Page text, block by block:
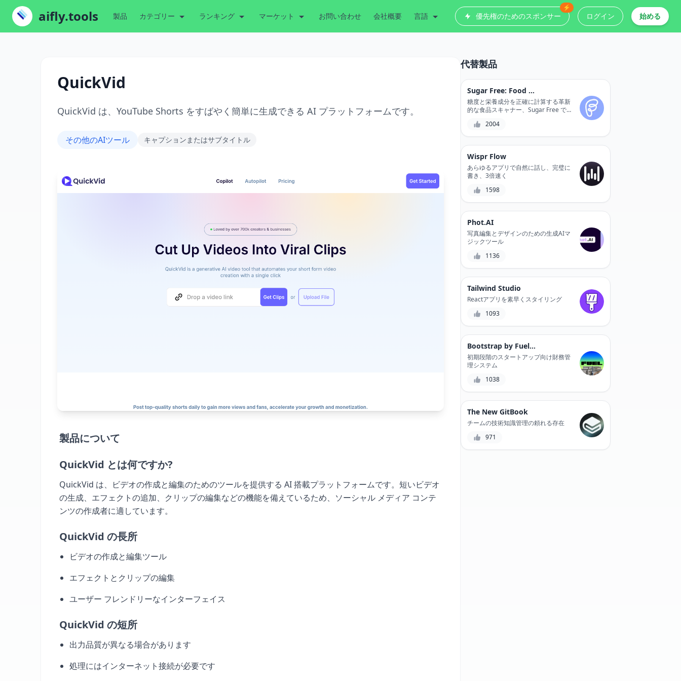
aifly.tools 製品 カテゴリー ランキング マーケット お問い合わせ 会社概要 言語 優先権のためのスポンサー
⚡
ログイン 始める
QuickVid
QuickVid は、YouTube Shorts をすばやく簡単に生成できる AI プラットフォームです。
その他のAIツール キャプションまたはサブタイトル
製品について
QuickVid とは何ですか?
QuickVid は、ビデオの作成と編集のためのツールを提供する AI 搭載プラットフォームです。短いビデオ
の生成、エフェクトの追加、クリップの編集などの機能を備えているため、ソーシャル メディア コンテ
ンツの作成者に適しています。
QuickVid の長所
ビデオの作成と編集ツール
エフェクトとクリップの編集
ユーザー フレンドリーなインターフェイス
QuickVid の短所
出力品質が異なる場合があります
処理にはインターネット接続が必要です
代替製品
Sugar Free: Food Scanner
糖度と栄養成分を正確に計算する革新
的な食品スキャナー、Sugar Free で
ましょう。
2004
Wispr Flow
あらゆるアプリで自然に話し、完璧に
書き、3倍速く
1598
Phot.AI
写真編集とデザインのための生成AIマ
ジックツール
1136
Tailwind Studio
Reactアプリを素早くスタイリング
1093
Bootstrap by Fuelfinance
初期段階のスタートアップ向け財務管
理システム
1038
The New GitBook
チームの技術知識管理の頼れる存在
971